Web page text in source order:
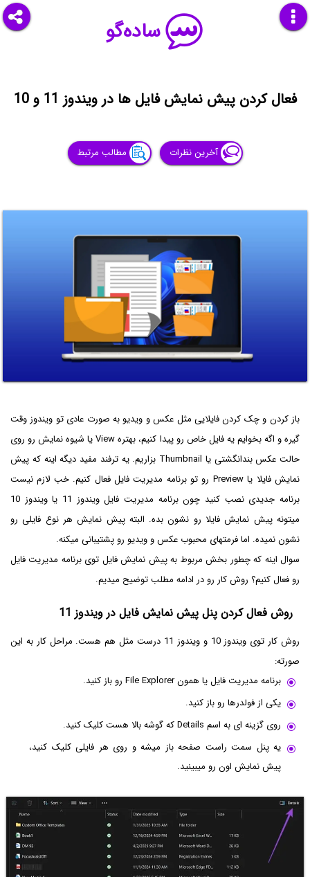
ساده‌گو
فعال کردن پیش نمایش فایل ها در ویندوز 11 و 10
آخرین نظرات مطالب مرتبط
باز کردن و چک کردن فایلایی مثل عکس و ویدیو به صورت عادی تو ویندوز وقت
گیره و اگه بخوایم یه فایل خاص رو پیدا کنیم، بهتره View یا شیوه نمایش رو روی
حالت عکس بندانگشتی یا Thumbnail بزاریم. یه ترفند مفید دیگه اینه که پیش
نمایش فایلا یا Preview رو تو برنامه مدیریت فایل فعال کنیم. خب لازم نیست
برنامه جدیدی نصب کنید چون برنامه مدیریت فایل ویندوز 11 یا ویندوز 10
میتونه پیش نمایش فایلا رو نشون بده. البته پیش نمایش هر نوع فایلی رو
نشون نمیده. اما فرمتهای محبوب عکس و ویدیو رو پشتیبانی میکنه.
سوال اینه که چطور بخش مربوط به پیش نمایش فایل توی برنامه مدیریت فایل
رو فعال کنیم؟ روش کار رو در ادامه مطلب توضیح میدیم.
روش فعال کردن پنل پیش نمایش فایل در ویندوز 11
روش کار توی ویندوز 10 و ویندوز 11 درست مثل هم هست. مراحل کار به این
صورته:
برنامه مدیریت فایل یا همون File Explorer رو باز کنید.
یکی از فولدرها رو باز کنید.
روی گزینه ای به اسم Details که گوشه بالا هست کلیک کنید.
یه پنل سمت راست صفحه باز میشه و روی هر فایلی کلیک کنید،
پیش نمایش اون رو میبینید.